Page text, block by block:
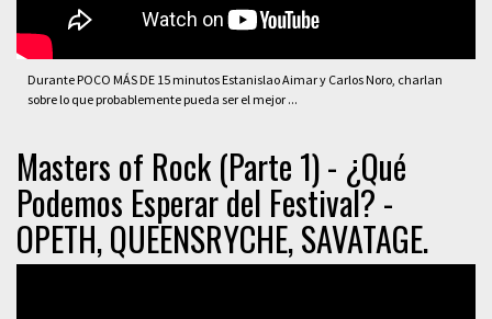
Durante POCO MÁS DE 15 minutos Estanislao Aimar y Carlos Noro, charlan
sobre lo que probablemente pueda ser el mejor ...
Masters of Rock (Parte 1) - ¿Qué
Podemos Esperar del Festival? -
OPETH, QUEENSRYCHE, SAVATAGE.